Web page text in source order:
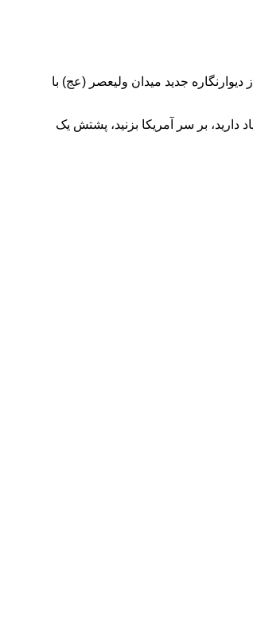
پاسخ قاطع سپاه پاسداران به دست‌یازی نیروی (دزدان) دریایی ارتش تروریستی آمریکا، بامداد روز جمعه ۱۴ آبان ماه از دیوارنگاره جدید میدان ولیعصر (عج) با
بر سر آمریکا بزنید، پشتش یک